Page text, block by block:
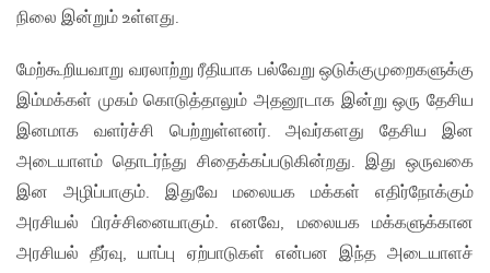
நிலை இன்றும் உள்ளது.
மேற்கூறியவாறு வரலாற்று ரீதியாக பல்வேறு ஒடுக்குமுறைகளுக்கு
இம்மக்கள் முகம் கொடுத்தாலும் அதனூடாக இன்று ஒரு தேசிய
இனமாக வளர்ச்சி பெற்றுள்ளனர். அவர்களது தேசிய இன
அடையாளம் தொடர்ந்து சிதைக்கப்படுகின்றது. இது ஒருவகை
இன அழிப்பாகும். இதுவே மலையக மக்கள் எதிர்நோக்கும்
அரசியல் பிரச்சினையாகும். எனவே, மலையக மக்களுக்கான
அரசியல் தீர்வு, யாப்பு ஏற்பாடுகள் என்பன இந்த அடையாளச்